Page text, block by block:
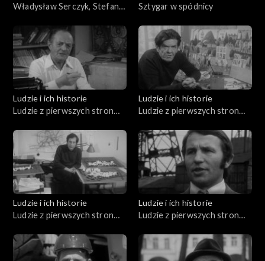
Władysław Serczyk, Stefania
Jerzy Broszkiewicz
Sztygar w spódnicy
Ludzie i ich historie
Ludzie z pierwszych stron
Ludzie i ich historie
Ludzie z pierwszych stron
Ludzie i ich historie
Ludzie z pierwszych stron
Ludzie i ich historie
Ludzie z pierwszych stron